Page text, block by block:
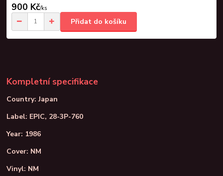
900 Kč/ks
Přidat do košíku
Kompletní specifikace
Country: Japan
Label: EPIC, 28-3P-760
Year: 1986
Cover: NM
Vinyl: NM